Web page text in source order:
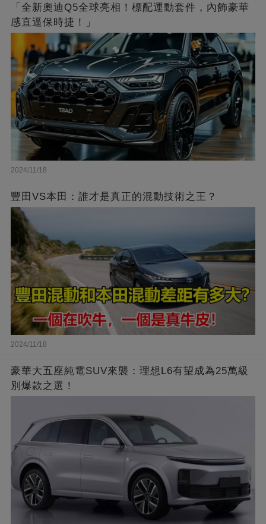
「全新奧迪Q5全球亮相！標配運動套件，內飾豪華
感直逼保時捷！」
2024/11/18
豐田VS本田：誰才是真正的混動技術之王？
2024/11/18
豪華大五座純電SUV來襲：理想L6有望成為25萬級
別爆款之選！